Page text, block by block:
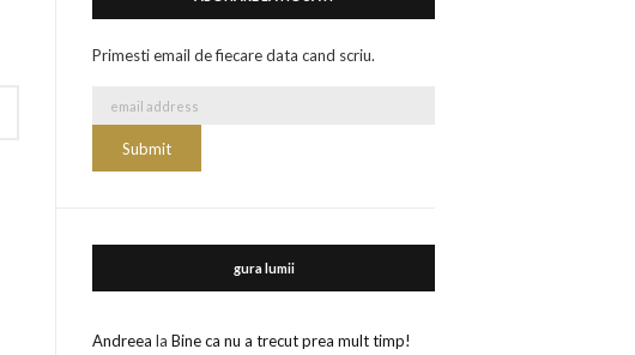
Primesti email de fiecare data cand scriu.
gura lumii
Andreea laBine ca nu a trecut prea mult timp!